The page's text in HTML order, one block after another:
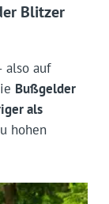
Blitzer
also auf
Bußgelder
als
hohen